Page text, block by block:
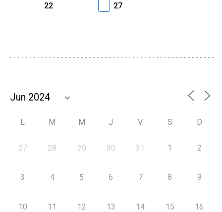
22
27
L M M J V S D
27 28 29 30 31 1 2
3 4 5 6 7 8 9
10 11 12 13 14 15 16